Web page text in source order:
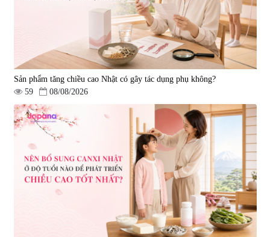
Sản phẩm tăng chiều cao Nhật có gây tác dụng phụ không?
59
08/08/2026